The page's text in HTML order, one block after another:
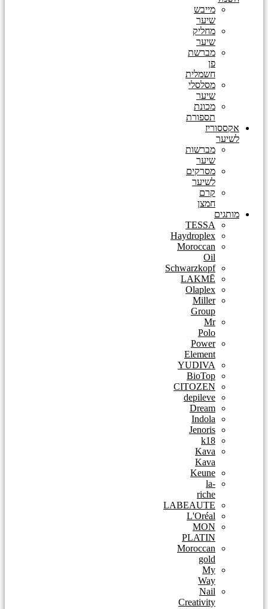
מייבש
שיער
מחליק
שיער
מברשת
פן
חשמלית
מסלסלי
שיער
מכונת
תספורת
אקססוריז
לשיער
מברשות
שיער
מסרקים
לשיער
קרם
חמצן
מותגים
TESSA
Haydroplex
Moroccan
Oil
Schwarzkopf
LAKMĒ
Olaplex
Miller
Group
Mr
Polo
Power
Element
YUDIVA
BioTop
CITOZEN
depileve
Dream
Indola
Jenoris
k18
Kava
Kava
Keune
la-
riche
LABEAUTE
L'Oréal
MON
PLATIN
Moroccan
gold
My
Way
Nail
Creativity